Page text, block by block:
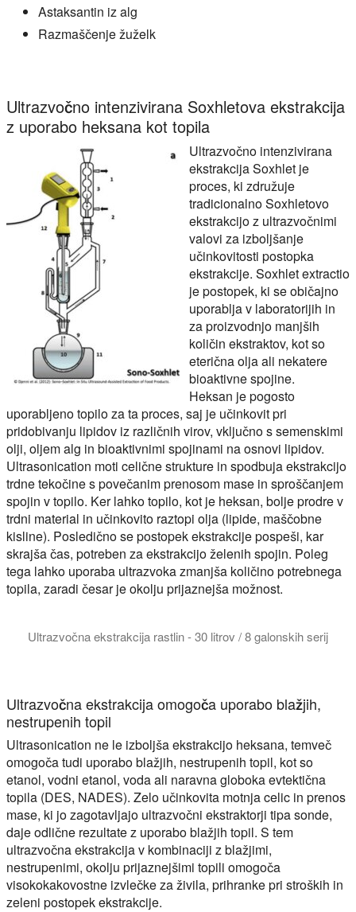
Astaksantin iz alg
Razmaščenje žuželk
Ultrazvočno intenzivirana Soxhletova ekstrakcija
z uporabo heksana kot topila
Ultrazvočno intenzivirana
ekstrakcija Soxhlet je
proces, ki združuje
tradicionalno Soxhletovo
ekstrakcijo z ultrazvočnimi
valovi za izboljšanje
učinkovitosti postopka
ekstrakcije. Soxhlet extractio
je postopek, ki se običajno
uporablja v laboratorijih in
za proizvodnjo manjših
količin ekstraktov, kot so
eterična olja ali nekatere
bioaktivne spojine.
Heksan je pogosto
uporabljeno topilo za ta proces, saj je učinkovit pri
pridobivanju lipidov iz različnih virov, vključno s semenskimi
olji, oljem alg in bioaktivnimi spojinami na osnovi lipidov.
Ultrasonication moti celične strukture in spodbuja ekstrakcijo
trdne tekočine s povečanim prenosom mase in sproščanjem
spojin v topilo. Ker lahko topilo, kot je heksan, bolje prodre v
trdni material in učinkovito raztopi olja (lipide, maščobne
kisline). Posledično se postopek ekstrakcije pospeši, kar
skrajša čas, potreben za ekstrakcijo želenih spojin. Poleg
tega lahko uporaba ultrazvoka zmanjša količino potrebnega
topila, zaradi česar je okolju prijaznejša možnost.
Ultrazvočna ekstrakcija rastlin - 30 litrov / 8 galonskih serij
Ultrazvočna ekstrakcija omogoča uporabo blažjih,
nestrupenih topil
Ultrasonication ne le izboljša ekstrakcijo heksana, temveč
omogoča tudi uporabo blažjih, nestrupenih topil, kot so
etanol, vodni etanol, voda ali naravna globoka evtektična
topila (DES, NADES). Zelo učinkovita motnja celic in prenos
mase, ki jo zagotavljajo ultrazvočni ekstraktorji tipa sonde,
daje odlične rezultate z uporabo blažjih topil. S tem
ultrazvočna ekstrakcija v kombinaciji z blažjimi,
nestrupenimi, okolju prijaznejšimi topili omogoča
visokokakovostne izvlečke za živila, prihranke pri stroških in
zeleni postopek ekstrakcije.